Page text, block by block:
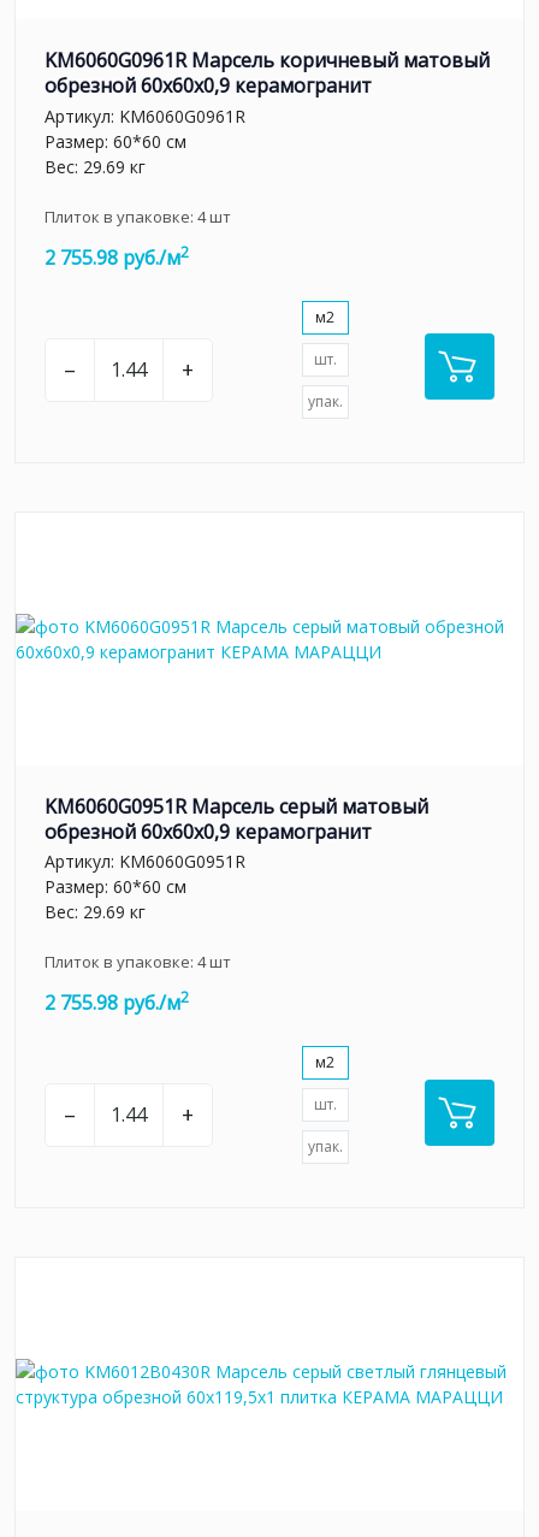
KM6060G0961R Марсель коричневый матовый
обрезной 60x60x0,9 керамогранит
Артикул: KM6060G0961R
Размер: 60*60 см
Вес: 29.69 кг
Плиток в упаковке: 4шт
2 755.98 руб./м2
– +
м2
шт.
упак.
KM6060G0951R Марсель серый матовый
обрезной 60x60x0,9 керамогранит
Артикул: KM6060G0951R
Размер: 60*60 см
Вес: 29.69 кг
Плиток в упаковке: 4шт
2 755.98 руб./м2
– +
м2
шт.
упак.